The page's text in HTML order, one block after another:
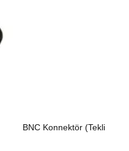
BNC Konnektör (Tekli